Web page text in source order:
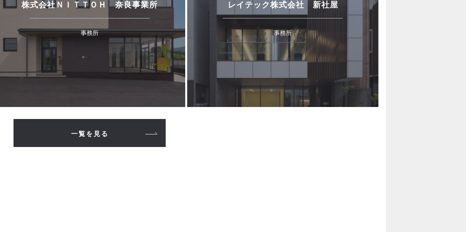
株式会社ＮＩＴＴＯＨ 奈良事業所
事務所
レイテック株式会社 新社屋
事務所
一覧を見る